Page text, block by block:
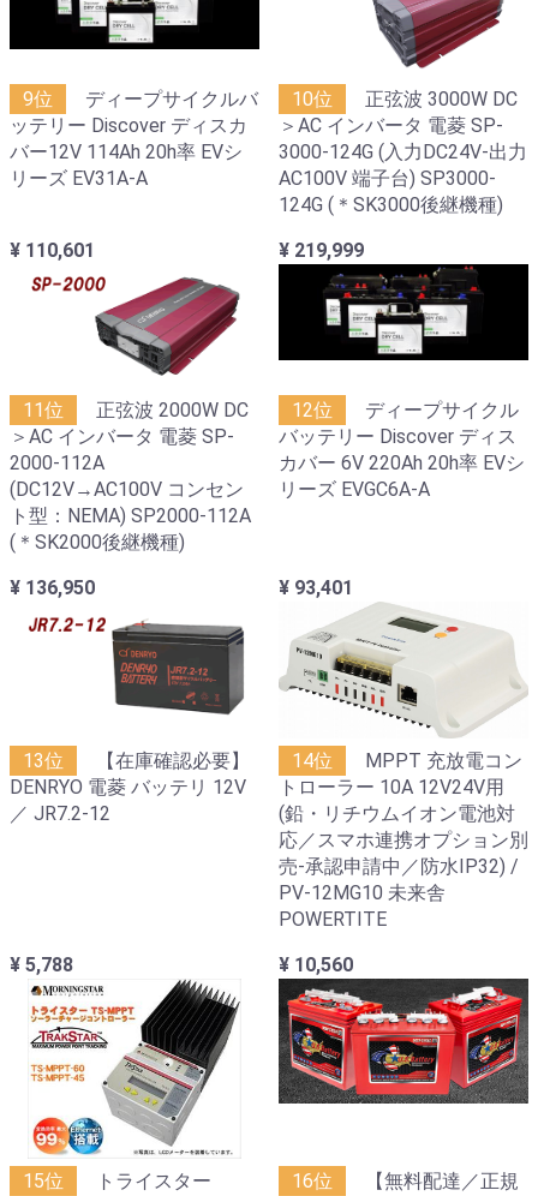
9位
ディープサイクルバ
ッテリー Discover ディスカ
バー12V 114Ah 20h率 EVシ
リーズ EV31A-A
¥ 110,601
10位
正弦波 3000W DC
＞AC インバータ 電菱 SP-
3000-124G (入力DC24V-出力
AC100V 端子台) SP3000-
124G (＊SK3000後継機種)
¥ 219,999
11位
正弦波 2000W DC
＞AC インバータ 電菱 SP-
2000-112A
(DC12V→AC100V コンセン
ト型：NEMA) SP2000-112A
(＊SK2000後継機種)
¥ 136,950
12位
ディープサイクル
バッテリー Discover ディス
カバー 6V 220Ah 20h率 EVシ
リーズ EVGC6A-A
¥ 93,401
13位
【在庫確認必要】
DENRYO 電菱 バッテリ 12V
／ JR7.2-12
¥ 5,788
14位
MPPT 充放電コン
トローラー 10A 12V24V用
(鉛・リチウムイオン電池対
応／スマホ連携オプション別
売-承認申請中／防水IP32) /
PV-12MG10 未来舎
POWERTITE
¥ 10,560
15位
トライスター
16位
【無料配達／正規